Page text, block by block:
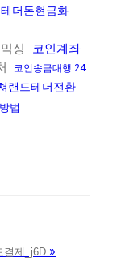
테더돈현금화
싱
코인계좌
코인송금대행 24
랜드테더전환
법
결제_j6D »